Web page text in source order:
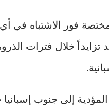
فور الاشتباه في
تزايداً خلال فترات
إلى جنوب إسبانيا